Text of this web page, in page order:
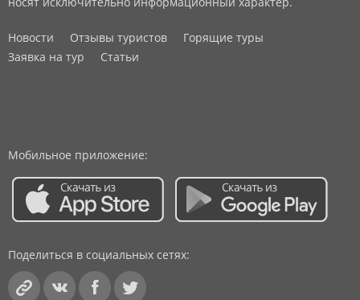
Новости Отзывы туристов
Горящие туры
Заявка на тур
Статьи
Мобильное приложение:
Поделиться в социальных сетях: